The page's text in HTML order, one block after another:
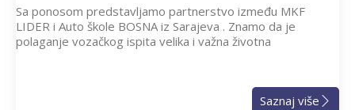
Sa ponosom predstavljamo partnerstvo između MKF
LIDER i Auto škole BOSNA iz Sarajeva . Znamo da je
polaganje vozačkog ispita velika i važna životna
Saznaj više